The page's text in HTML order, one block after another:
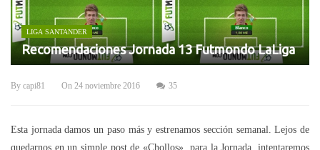
LIGA SANTANDER
Recomendaciones Jornada 13 Futmondo LaLiga
By capi81 On 24 noviembre 2016 35
Esta jornada damos un paso más y estrenamos sección semanal. Lejos de
quedarnos en un simple post de «Chollos» para la Jornada, intentaremos